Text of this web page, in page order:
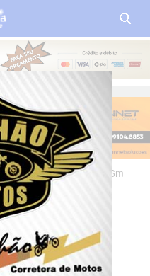
18/08/2023 às 09h56m
em
de